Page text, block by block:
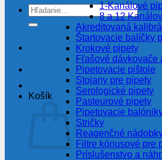
Hľadať:
Košík
1-Kanálové
8 a 12
Akreditovaná
Štartovacie balíčky
Krokové pipety
Fľašové dávkovače
Pipetovacie pištole
Stojany pre pipety
Serologické pipety
Pasteurové pipety
Pipetovacie
Stričky
Reagenčné
Filtre kónusové pre
Príslušenstvo a